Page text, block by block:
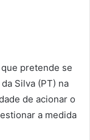
pretende se
Silva (PT) na
de acionar o
a medida